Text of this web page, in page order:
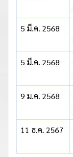
5 มี.ค. 2568
5 มี.ค. 2568
9 ม.ค. 2568
11 ธ.ค. 2567